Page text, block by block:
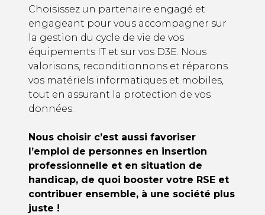
Choisissez un partenaire engagé et
engageant pour vous accompagner sur
la gestion du cycle de vie de vos
équipements IT et sur vos D3E. Nous
valorisons, reconditionnons et réparons
vos matériels informatiques et mobiles,
tout en assurant la protection de vos
données.
Nous choisir c’est aussi favoriser
l’emploi de personnes en insertion
professionnelle et en situation de
handicap, de quoi booster votre RSE et
contribuer ensemble, à une société plus
juste !